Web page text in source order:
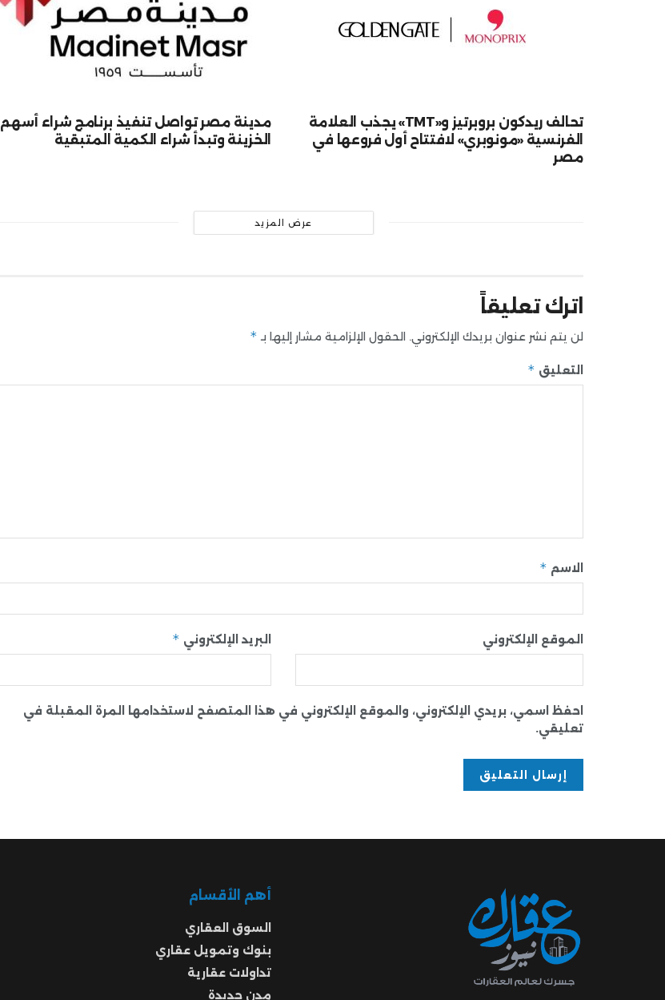
تحالف ريدكون بروبرتيز و«TMT» يجذب العلامة
الفرنسية «مونوبري» لافتتاح أول فروعها في
مصر
مدينة مصر تواصل تنفيذ برنامج شراء أسهم
الخزينة وتبدأ شراء الكمية المتبقية
عرض المزيد
اترك تعليقاً
لن يتم نشر عنوان بريدك الإلكتروني. الحقول الإلزامية مشار إليها بـ *
التعليق *
الاسم *
البريد الإلكتروني * الموقع الإلكتروني
احفظ اسمي، بريدي الإلكتروني، والموقع الإلكتروني في هذا المتصفح لاستخدامها المرة المقبلة في
تعليقي.
أهم الأقسام
السوق العقاري
بنوك وتمويل عقاري
تداولات عقارية
مدن جديدة